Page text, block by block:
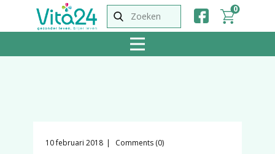
0
10 februari 2018 Comments (0)